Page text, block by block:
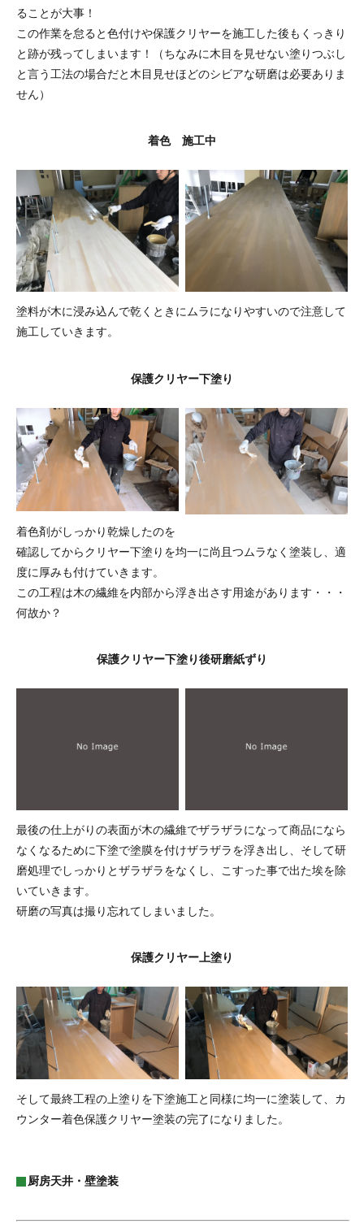
ることが大事！
この作業を怠ると色付けや保護クリヤーを施工した後もくっきり
と跡が残ってしまいます！（ちなみに木目を見せない塗りつぶし
と言う工法の場合だと木目見せほどのシビアな研磨は必要ありま
せん）
着色 施工中
塗料が木に浸み込んで乾くときにムラになりやすいので注意して
施工していきます。
保護クリヤー下塗り
着色剤がしっかり乾燥したのを
確認してからクリヤー下塗りを均一に尚且つムラなく塗装し、適
度に厚みも付けていきます。
この工程は木の繊維を内部から浮き出さす用途があります・・・
何故か？
保護クリヤー下塗り後研磨紙ずり
最後の仕上がりの表面が木の繊維でザラザラになって商品になら
なくなるために下塗で塗膜を付けザラザラを浮き出し、そして研
磨処理でしっかりとザラザラをなくし、こすった事で出た埃を除
いていきます。
研磨の写真は撮り忘れてしまいました。
保護クリヤー上塗り
そして最終工程の上塗りを下塗施工と同様に均一に塗装して、カ
ウンター着色保護クリヤー塗装の完了になりました。
厨房天井・壁塗装